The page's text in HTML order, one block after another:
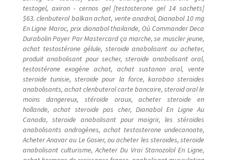
testogel, axiron - cernos gel [testosterone gel 14 sachets]
$63. clenbuterol balkan achat, vente anadrol, Dianabol 10 mg
En Ligne Maroc, prix dianabol thailande, Où Commander Deca
Durabolin Payer Par Mastercard ça marche, se muscler jeune,
achat testostérone gélule, steroide anabolisant ou acheter,
produit anabolisant pour secher, steroide anabolisant oral,
testostérone exogène achat, achat sustanon oral, vente
steroide tunisie, steroide pour la force, karabao steroides
anabolisants, achat clenbuterol carte bancaire, steroid oral le
moins dangereux, stéroïde oraux, acheter steroide en
hollande, achat steroide pas cher, Dianabol En Ligne Au
Canada, steroide anabolisant pour maigrir, les stéroïdes
anabolisants androgènes, achat testosterone undecanoate,
Acheter Anavar au Le Gosier, ou acheter les steroides, steroide
anabolisant culturisme, Acheter Du Vrai Stanozolol En Ligne,